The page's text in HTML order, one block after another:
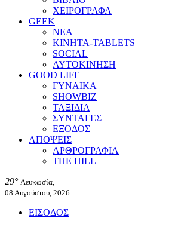
ΧΕΙΡΟΓΡΑΦΑ
GEEK
ΝΕΑ
ΚΙΝΗΤΑ-TABLETS
SOCIAL
ΑΥΤΟΚΙΝΗΣΗ
GOOD LIFE
ΓΥΝΑΙΚΑ
SHOWBIZ
ΤΑΞΙΔΙΑ
ΣΥΝΤΑΓΕΣ
ΕΞΟΔΟΣ
ΑΠΟΨΕΙΣ
ΑΡΘΡΟΓΡΑΦΙΑ
THE HILL
29° Λευκωσία,
08 Αυγούστου, 2026
ΕΙΣΟΔΟΣ